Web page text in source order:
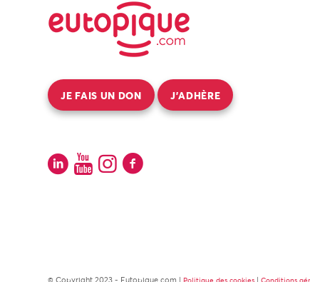
JE FAIS UN DON J’ADHÈRE
© Copyright 2023 - Eutopique.com | Politique des cookies | Conditions